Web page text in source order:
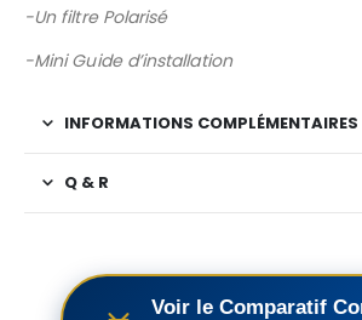
-Un filtre Polarisé
-Mini Guide d’installation
INFORMATIONS COMPLÉMENTAIRES
Q & R
Voir le Comparatif